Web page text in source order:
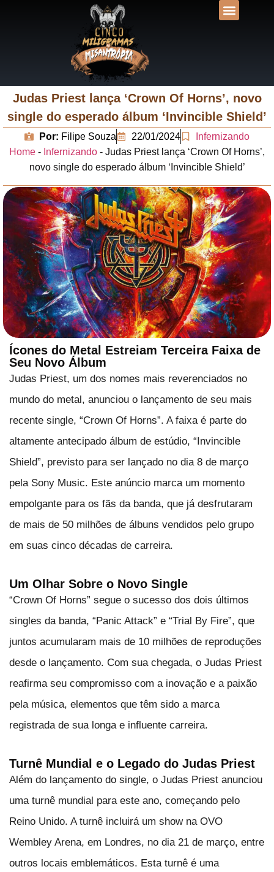
Judas Priest lança ‘Crown Of Horns’, novo
single do esperado álbum ‘Invincible Shield’
Por: Filipe Souza 22/01/2024
Infernizando
Home - Infernizando - Judas Priest lança ‘Crown Of Horns’,
novo single do esperado álbum ‘Invincible Shield’
Ícones do Metal Estreiam Terceira Faixa de
Seu Novo Álbum
Judas Priest, um dos nomes mais reverenciados no
mundo do metal, anunciou o lançamento de seu mais
recente single, “Crown Of Horns”. A faixa é parte do
altamente antecipado álbum de estúdio, “Invincible
Shield”, previsto para ser lançado no dia 8 de março
pela Sony Music. Este anúncio marca um momento
empolgante para os fãs da banda, que já desfrutaram
de mais de 50 milhões de álbuns vendidos pelo grupo
em suas cinco décadas de carreira.
Um Olhar Sobre o Novo Single
“Crown Of Horns” segue o sucesso dos dois últimos
singles da banda, “Panic Attack” e “Trial By Fire”, que
juntos acumularam mais de 10 milhões de reproduções
desde o lançamento. Com sua chegada, o Judas Priest
reafirma seu compromisso com a inovação e a paixão
pela música, elementos que têm sido a marca
registrada de sua longa e influente carreira.
Turnê Mundial e o Legado do Judas Priest
Além do lançamento do single, o Judas Priest anunciou
uma turnê mundial para este ano, começando pelo
Reino Unido. A turnê incluirá um show na OVO
Wembley Arena, em Londres, no dia 21 de março, entre
outros locais emblemáticos. Esta turnê é uma